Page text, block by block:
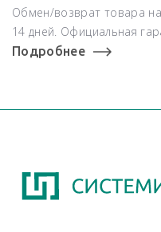
Обмен/возврат товара
14 дней. Официальная
Подробнее